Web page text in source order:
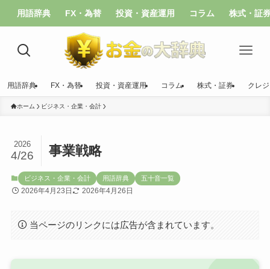
用語辞典 FX・為替 投資・資産運用 コラム 株式・証
用語辞典 FX・為替 投資・資産運用 コラム 株式・証券 クレ
ホーム ビジネス・企業・会計
事業戦略
2026
4/26
ビジネス・企業・会計 用語辞典 五十音一覧
2026年4月23日 2026年4月26日
当ページのリンクには広告が含まれています。